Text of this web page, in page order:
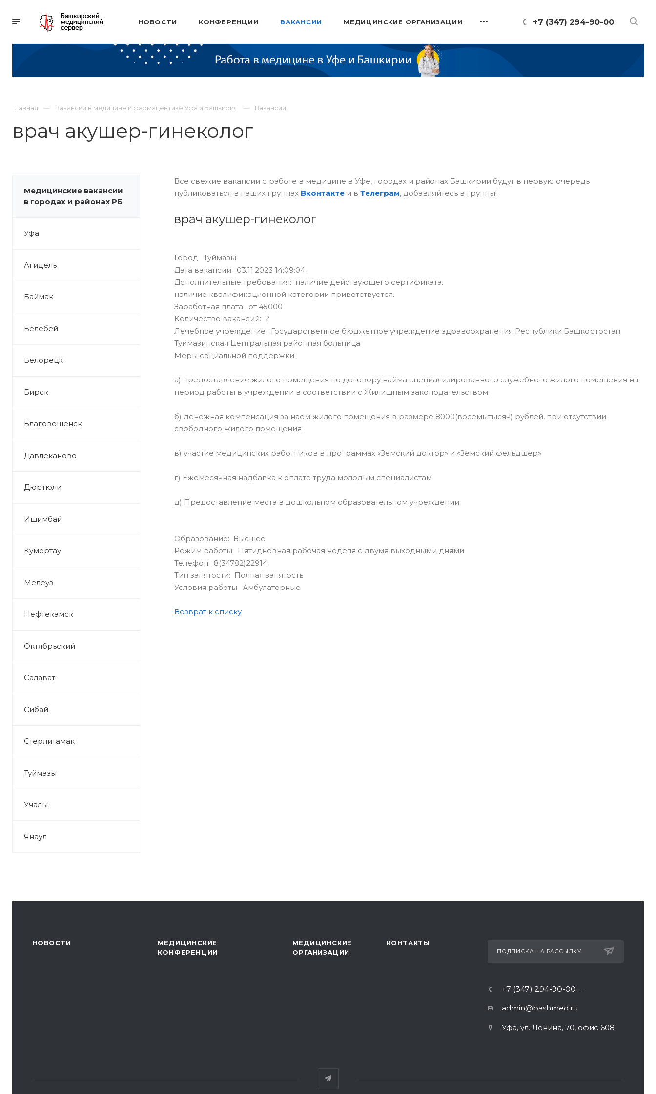
+7 (347) 294-90-00
НОВОСТИ КОНФЕРЕНЦИИ ВАКАНСИИ МЕДИЦИНСКИЕ ОРГАНИЗАЦИИ
Главная Вакансии в медицине и фармацевтике Уфа и Башкирия Вакансии
врач акушер-гинеколог
Медицинские вакансии
в городах и районах РБ
Уфа
Агидель
Баймак
Белебей
Белорецк
Бирск
Благовещенск
Давлеканово
Дюртюли
Ишимбай
Кумертау
Мелеуз
Нефтекамск
Октябрьский
Салават
Сибай
Стерлитамак
Туймазы
Учалы
Янаул
Все свежие вакансии о работе в медицине в Уфе, городах и районах Башкирии будут в первую очередь
публиковаться в наших группах Вконтактеи в Телеграм, добавляйтесь в группы!
врач акушер-гинеколог
Город: Туймазы
Дата вакансии: 03.11.2023 14:09:04
Дополнительные требования: наличие действующего сертификата.
наличие квалификационной категории приветствуется.
Заработная плата: от 45000
Количество вакансий: 2
Лечебное учреждение: Государственное бюджетное учреждение здравоохранения Республики Башкортостан
Туймазинская Центральная районная больница
Меры социальной поддержки:
а) предоставление жилого помещения по договору найма специализированного служебного жилого помещения на
период работы в учреждении в соответствии с Жилищным законодательством;
б) денежная компенсация за наем жилого помещения в размере 8000(восемь тысяч) рублей, при отсутствии
свободного жилого помещения
в) участие медицинских работников в программах «Земский доктор» и «Земский фельдшер».
г) Ежемесячная надбавка к оплате труда молодым специалистам
д) Предоставление места в дошкольном образовательном учреждении
Образование: Высшее
Режим работы: Пятидневная рабочая неделя с двумя выходными днями
Телефон: 8(34782)22914
Тип занятости: Полная занятость
Условия работы: Амбулаторные
Возврат к списку
НОВОСТИ
МЕДИЦИНСКИЕ
КОНФЕРЕНЦИИ
МЕДИЦИНСКИЕ
ОРГАНИЗАЦИИ
КОНТАКТЫ
ПОДПИСКА НА РАССЫЛКУ
+7 (347) 294-90-00
admin@bashmed.ru
Уфа, ул. Ленина, 70, офис 608